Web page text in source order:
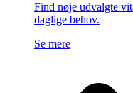
Find nøje udvalgte
daglige behov.
Se mere